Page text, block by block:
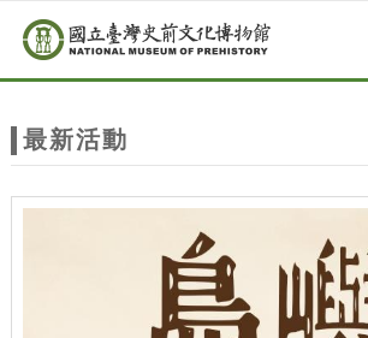
站
主
跳到主要內容
網站導覽
最新活動